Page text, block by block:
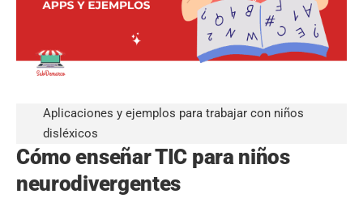
Aplicaciones y ejemplos para trabajar con niños
disléxicos
Cómo enseñar TIC para niños
neurodivergentes